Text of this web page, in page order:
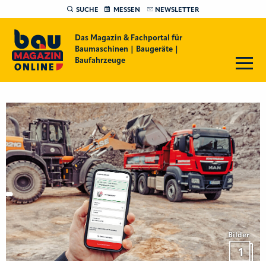
SUCHE MESSEN NEWSLETTER
Das Magazin & Fachportal für
Baumaschinen | Baugeräte |
Baufahrzeuge
Bilder
1